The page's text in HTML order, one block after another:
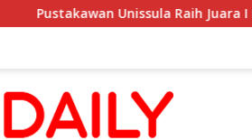
Unissula Raih Juara I Lomba Poster